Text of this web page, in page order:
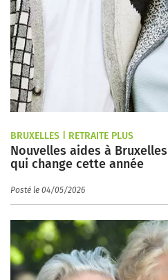
BRUXELLES | RETRAITE PLUS
Nouvelles aides à
qui change cette année
Posté le 04/05/2026